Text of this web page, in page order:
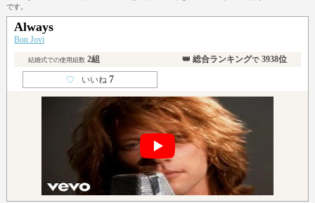
です。
Always
Bon Jovi
結婚式での使用組数2組 👑 総合ランキングで 3938位
♡ いいね7